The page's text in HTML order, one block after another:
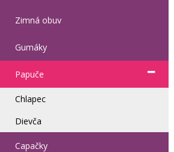
Zimná obuv
Gumáky
Papuče
Chlapec
Dievča
Capačky